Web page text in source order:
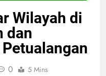
Wilayah di
dan
0 5 Mins